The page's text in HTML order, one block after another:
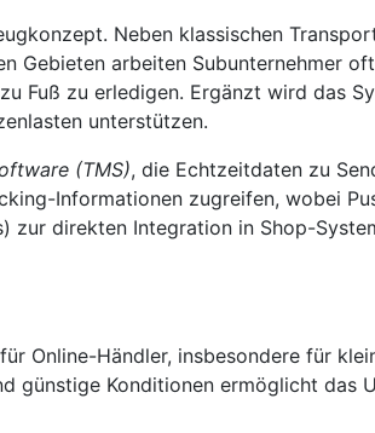
Neben klassischen
arbeiten Subunternehmer
Fuß zu erledigen. Ergänzt wird das
unterstützen.
(TMS), die Echtzeitdaten zu
Informationen zugreifen, wobei
zur direkten Integration in Shop-
Online-Händler, insbesondere für
günstige Konditionen ermöglicht das